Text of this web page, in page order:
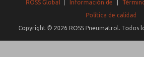
ROSS Global Información de
Política de calidad
Copyright © 2026 ROSS Pneumatrol. Todos